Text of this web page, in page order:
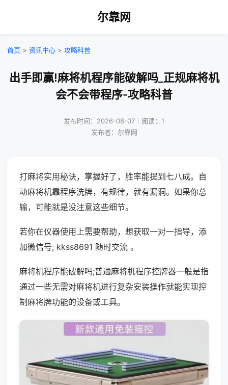
尔靠网
首页 > 资讯中心 > 攻略科普
出手即赢!麻将机程序能破解吗_正规麻将机
会不会带程序-攻略科普
发布时间：2026-08-07｜阅读：1
发布者：尔靠网
打麻将实用秘诀，掌握好了，胜率能提到七八成。自
动麻将机靠程序洗牌，有规律，就有漏洞。如果你总
输，可能就是没注意这些细节。
若你在仪器使用上需要帮助，想获取一对一指导，添
加微信号; kkss8691 随时交流 。
麻将机程序能破解吗;普通麻将机程序控牌器一般是指
通过一些无需对麻将机进行复杂安装操作就能实现控
制麻将牌功能的设备或工具。